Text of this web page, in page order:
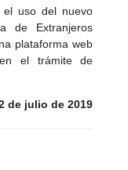
el uso del nuevo
de Extranjeros
plataforma web
el trámite de
de julio de 2019